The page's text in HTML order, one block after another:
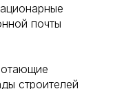
почты
строителей